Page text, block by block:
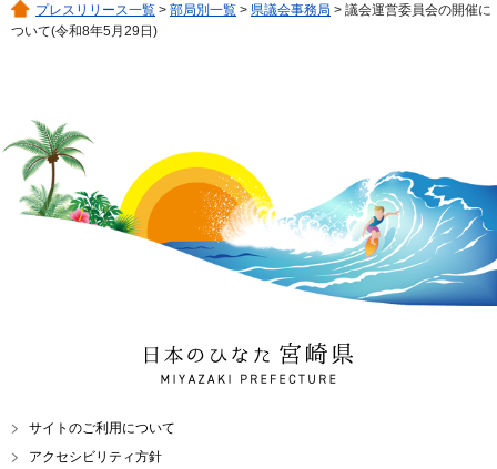
プレスリリース一覧 > 部局別一覧 > 県議会事務局 > 議会運営委員会の開催に
ついて(令和8年5月29日)
日本のひなた 宮崎県
MIYAZAKI PREFECTURE
サイトのご利用について
アクセシビリティ方針